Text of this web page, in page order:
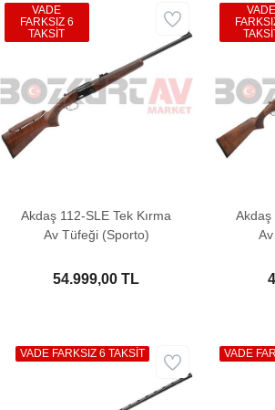
Akdaş 112-SLE Tek Kırma
Av Tüfeği (Sporto)
54.999,00 TL
VADE
FARKSIZ 6
TAKSİT
Akdaş
VADE
VADE FARKSIZ 6 TAKSİT VADE